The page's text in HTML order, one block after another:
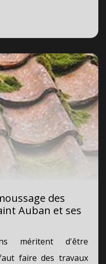
des
Auban et ses
méritent d'être
faire des travaux